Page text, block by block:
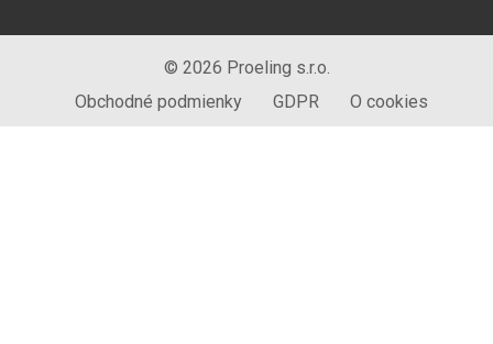
© 2026 Proeling s.r.o.
Obchodné podmienky
GDPR O cookies